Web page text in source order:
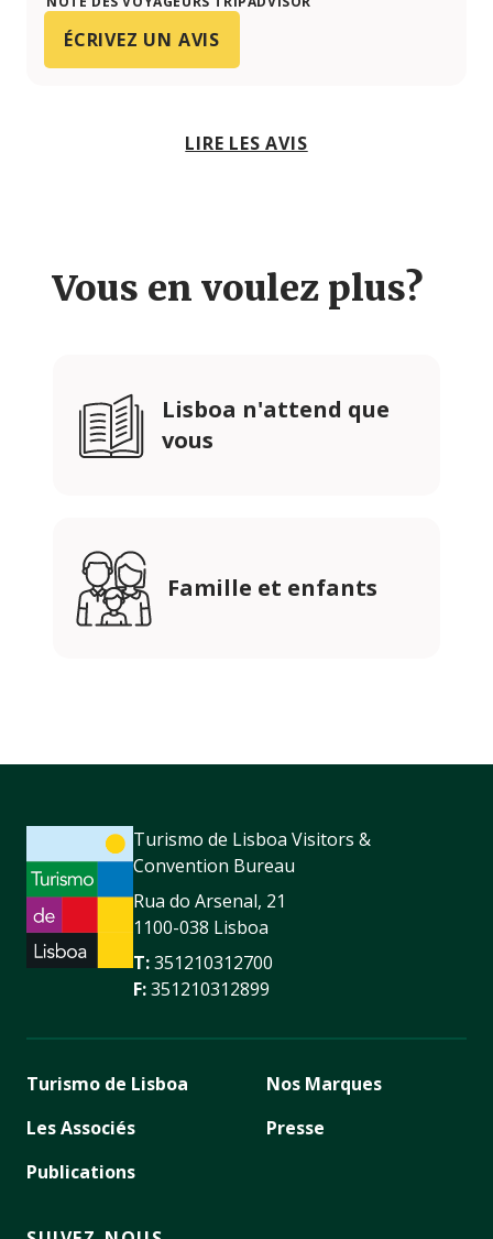
ÉCRIVEZ UN AVIS
LIRE LES AVIS
Vous en voulez plus?
Lisboa n'attend que
vous
Famille et enfants
Turismo de Lisboa Visitors &
Convention Bureau
Rua do Arsenal, 21
1100-038 Lisboa
T:351210312700
F:351210312899
Turismo de Lisboa
Les Associés
Publications
Nos Marques
Presse